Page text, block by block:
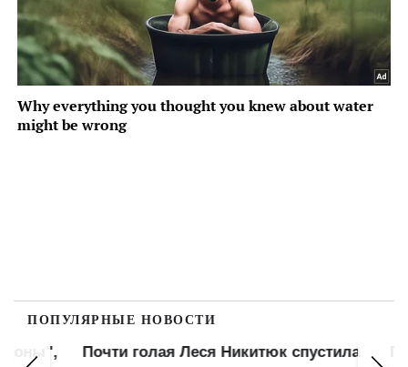
ПОПУЛЯРНЫЕ НОВОСТИ
Почти голая Леся Никитюк спустила